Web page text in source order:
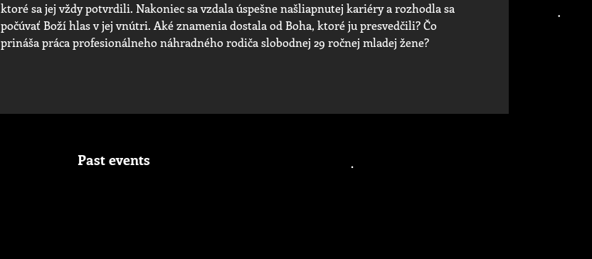
ktoré sa jej vždy potvrdili. Nakoniec sa vzdala úspešne našliapnutej kariéry a rozhodla sa
počúvať Boží hlas v jej vnútri. Aké znamenia dostala od Boha, ktoré ju presvedčili? Čo
prináša práca profesionálneho náhradného rodiča slobodnej 29 ročnej mladej žene?
Past events